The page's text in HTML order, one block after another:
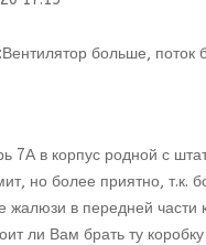
Вентилятор больше, поток
7А в корпус родной с
но более приятно,
в передней части
ли Вам брать ту